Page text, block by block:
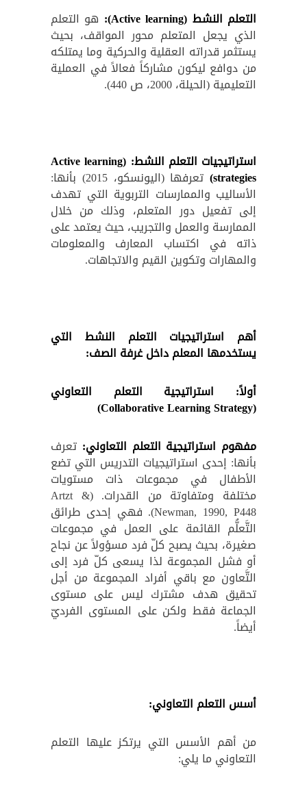
التعلم النشط (Active learning
): هو التعلم
الذي يجعل المتعلم محور المواقف، بحيث
يستثمر قدراته العقلية والحركية وما يمتلكه
من دوافع ليكون مشاركاً فعالاً في العملية
التعليمية (الحيلة، 2000، ص 440).
استراتيجيات التعلم النشط: (Active learning
strategies
) تعرفها (اليونسكو، 2015) بأنها:
الأساليب والممارسات التربوية التي تهدف
إلى تفعيل دور المتعلم، وذلك من خلال
الممارسة والعمل والتجريب، حيث يعتمد على
ذاته في اكتساب المعارف والمعلومات
والمهارات وتكوين القيم والاتجاهات.
أهم استراتيجيات التعلم النشط التي
يستخدمها المعلم داخل غرفة الصف:
أولاً: استراتيجية التعلم التعاوني
(
Collaborative Learning Strategy
)
مفهوم استراتيجية التعلم التعاوني: تعرف
بأنها: إحدى استراتيجيات التدريس التي تضع
الأطفال في مجموعات ذات مستويات
مختلفة ومتفاوتة من القدرات. (Artzt &
Newman, 1990, P448). فهي إحدى طرائق
التَّعلُّم القائمة على العمل في مجموعات
صغيرة، بحيث يصبح كلّ فرد مسؤولاً عن نجاح
أو فشل المجموعة لذا يسعى كلّ فرد إلى
التَّعاون مع باقي أفراد المجموعة من أجل
تحقيق هدف مشترك ليس على مستوى
الجماعة فقط ولكن على المستوى الفرديّ
أيضاً.
أسس التعلم التعاوني:
من أهم الأسس التي يرتكز عليها التعلم
التعاوني ما يلي: